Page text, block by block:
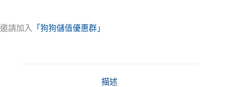
邀請加入 「狗狗儲值優惠群」
描述